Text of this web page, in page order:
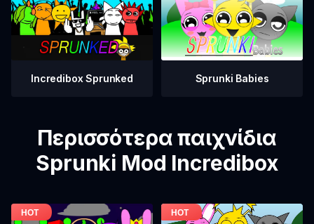
Incredibox Sprunked Sprunki Babies
Περισσότερα παιχνίδια
Sprunki Mod Incredibox